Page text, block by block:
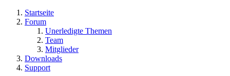
Startseite
Forum
Unerledigte Themen
Team
Mitglieder
Downloads
Support